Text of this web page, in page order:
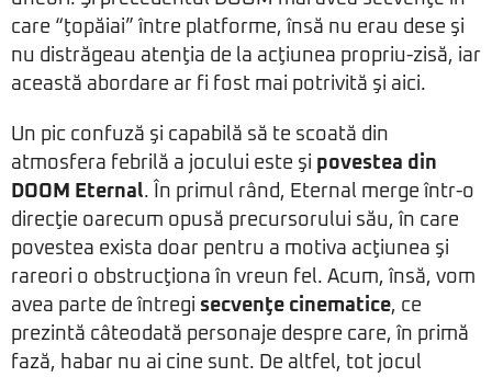
care “ţopăiai” între platforme, însă nu erau dese şi
nu distrăgeau atenţia de la acţiunea propriu-zisă, iar
această abordare ar fi fost mai potrivită şi aici.
Un pic confuză şi capabilă să te scoată din
atmosfera febrilă a jocului este şi povestea din
DOOM Eternal. În primul rând, Eternal merge într-o
direcţie oarecum opusă precursorului său, în care
povestea exista doar pentru a motiva acţiunea şi
rareori o obstrucţiona în vreun fel. Acum, însă, vom
avea parte de întregi secvenţe cinematice, ce
prezintă câteodată personaje despre care, în primă
fază, habar nu ai cine sunt. De altfel, tot jocul